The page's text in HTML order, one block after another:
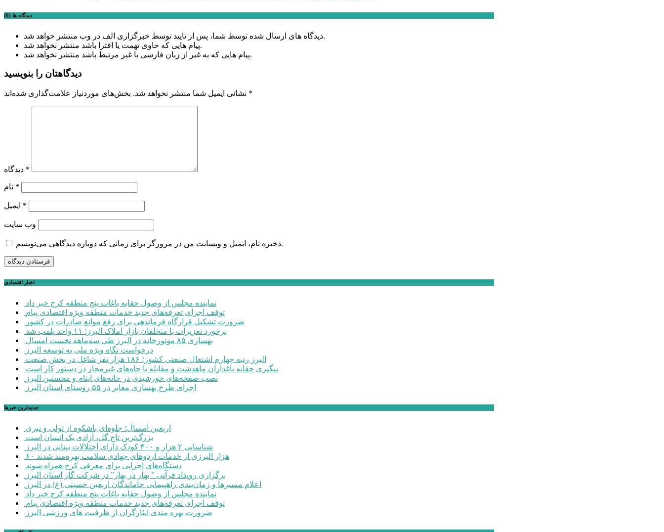
دیدگاه ها (0)
دیدگاه های ارسال شده توسط شما، پس از تایید توسط خبرگزاری الف در وب منتشر خواهد شد.
پیام هایی که حاوی تهمت یا افترا باشد منتشر نخواهد شد.
پیام هایی که به غیر از زبان فارسی یا غیر مرتبط باشد منتشر نخواهد شد.
دیدگاهتان را بنویسید
نشانی ایمیل شما منتشر نخواهد شد. *
*
*
*
وب‌ سایت
ذخیره نام، ایمیل و وبسایت من در مرورگر برای زمانی که دوباره دیدگاهی می‌نویسم.
اخبار اقتصادی
نماینده مجلس از وصول حقابه باغات پنج منطقه کرج خبر داد
توقف اجرای تعرفه‌های جدید خدمات منطقه ویژه اقتصادی پیام
ضرورت تشکیل قرارگاه فرماندهی برای رفع موانع صادرات در کشور
برخورد تعزیرات با متخلفان بازار املاک البرز؛ ۱۱ واحد پلمب شد
بهسازی ۸۵ موتورخانه در البرز طی سه‌ماهه نخست امسال
درخواست نگاه ویژه ملی به توسعه البرز
البرز رتبه چهارم اشتغال صنعتی کشور؛ ۱۸۶ هزار نفر شاغل در بخش صنعت
پیگیری حقابه باغداران ماهدشت و مقابله با چاه‌های غیرمجاز در دستور کار است
نصب صفحه‌های خورشیدی در خانه‌های ایتام و محسنین البرز
اجرای طرح بهسازی معابر در ۵۵ روستای استان البرز
جديدترين خبرها
اربعین امسال؛ جلوه‌ای باشکوه از تولی و تبری
بزرگ‌ترین تاج گل، آزادی یک انسان است
شناسایی ۲ هزار و ۴۰۰ کودک دارای اختلالات بینایی در البرز
۶۰ هزار البرزی از خدمات اردوهای جهادی سلامت بهره‌مند شدند
دستگاه‌های اجرایی برای معرفی کرج همراه شوند
برگزاری رویداد قرآنی ” بهار در بهار” در شرکت گاز استان البرز
اعلام مسیرها و زمان‌بندی راهپیمایی جاماندگان اربعین حسینی (ع) در البرز
نماینده مجلس از وصول حقابه باغات پنج منطقه کرج خبر داد
توقف اجرای تعرفه‌های جدید خدمات منطقه ویژه اقتصادی پیام
ضرورت بهره مندی ایثارگران از ظرفیت های ورزشی البرز